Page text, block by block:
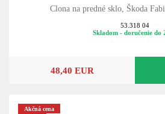
Clona na predné sklo, Škoda
53.318 04
Skladom - doručenie do
48,40 EUR
Akčná cena